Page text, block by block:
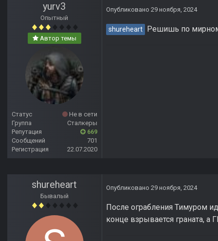
yurv3
Опытный
Автор темы
Статус
Не в сети
Группа
Сталкеры
Репутация
669
Сообщений
701
Регистрация
22.07.2020
Опубликовано 29 ноября, 2024
shureheart Решишь по
shureheart
Бывалый
Опубликовано 29 ноября, 2024
После ограбления Тимуром
конце взрывается граната, а